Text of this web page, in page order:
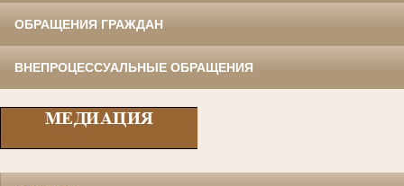
ОБРАЩЕНИЯ ГРАЖДАН
ВНЕПРОЦЕССУАЛЬНЫЕ ОБРАЩЕНИЯ